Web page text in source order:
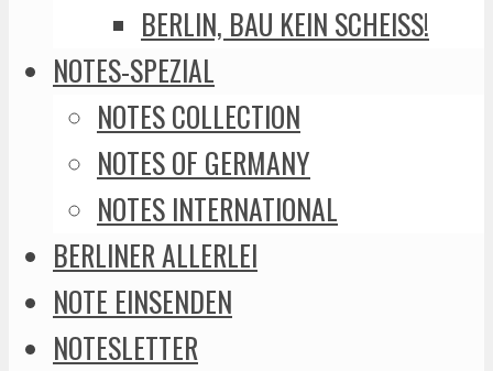
BERLIN, BAU KEIN SCHEISS!
NOTES-SPEZIAL
NOTES COLLECTION
NOTES OF GERMANY
NOTES INTERNATIONAL
BERLINER ALLERLEI
NOTE EINSENDEN
NOTESLETTER